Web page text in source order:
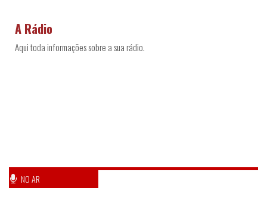
A Rádio
Aqui toda informações sobre a sua rádio.
NO AR